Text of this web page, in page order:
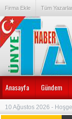
Firma Ekle Tüm
Anasayfa Gündem
10 Ağustos 2026 -